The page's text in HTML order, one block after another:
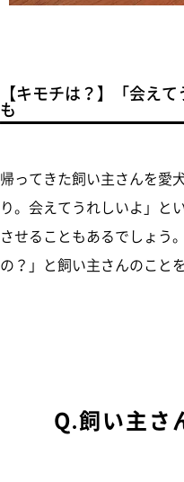
【キモチは？】「会え
も
帰ってきた飼い主さんを愛
り。会えてうれしいよ」と
させることもあるでしょう
の？」と飼い主さんのこと
Q.飼い主さ